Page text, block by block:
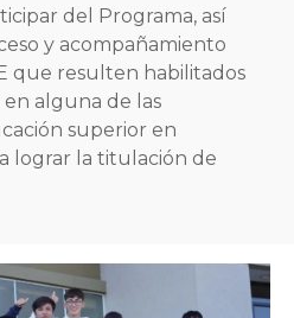
del Programa, así
y acompañamiento
que resulten habilitados
alguna de las
superior en
lograr la titulación de